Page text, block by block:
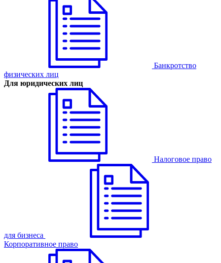
Банкротство
физических лиц
Для юридических лиц
Налоговое право
для бизнеса
Корпоративное право